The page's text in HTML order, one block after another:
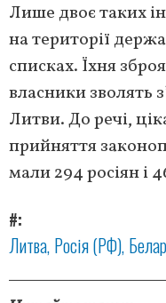
Лише двоє таких
на території
списках. Їхня
власники зволять
Литви. До речі,
прийняття
мали 294 росіян і
#
Литва Росія (РФ)